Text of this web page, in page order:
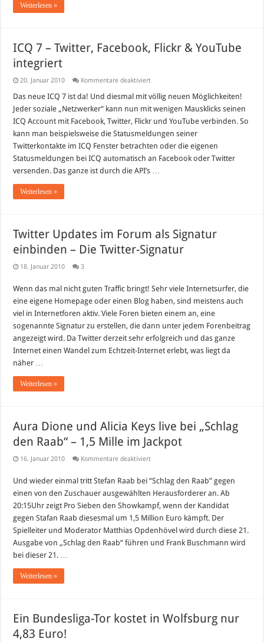
Weiterlesen »
ICQ 7 – Twitter, Facebook, Flickr & YouTube
integriert
20. Januar 2010 Kommentare deaktiviertfür
7
Twitter,
Facebook,
Flickr
&
integriert
Das neue ICQ 7 ist da! Und diesmal mit völlig neuen Möglichkeiten!
Jeder soziale „Netzwerker“ kann nun mit wenigen Mausklicks seinen
ICQ Account mit Facebook, Twitter, Flickr und YouTube verbinden. So
kann man beispielsweise die Statusmeldungen seiner
Twitterkontakte im ICQ Fenster betrachten oder die eigenen
Statusmeldungen bei ICQ automatisch an Facebook oder Twitter
versenden. Das ganze ist durch die API’s …
Weiterlesen »
Twitter Updates im Forum als Signatur
einbinden – Die Twitter-Signatur
18. Januar 2010 3
Wenn das mal nicht guten Traffic bringt! Sehr viele Internetsurfer, die
eine eigene Homepage oder einen Blog haben, sind meistens auch
viel in Internetforen aktiv. Viele Foren bieten einem an, eine
sogenannte Signatur zu erstellen, die dann unter jedem Forenbeitrag
angezeigt wird. Da Twitter derzeit sehr erfolgreich und das ganze
Internet einen Wandel zum Echtzeit-Internet erlebt, was liegt da
näher …
Weiterlesen »
Aura Dione und Alicia Keys live bei „Schlag
den Raab“ – 1,5 Mille im Jackpot
16. Januar 2010 Kommentare deaktiviertfür
und
Alicia
Keys
live
bei
„Schlag
den
Raab“
–
Und wieder einmal tritt Stefan Raab bei “Schlag den Raab” gegen
einen von den Zuschauer ausgewählten Herausforderer an. Ab
20:15Uhr zeigt Pro Sieben den Showkampf, wenn der Kandidat
gegen Stafan Raab diesesmal um 1,5 Million Euro kämpft. Der
Spielleiter und Moderator Matthias Opdenhövel wird durch diese 21.
Ausgabe von „Schlag den Raab“ führen und Frank Buschmann wird
bei dieser 21. …
Weiterlesen »
Ein Bundesliga-Tor kostet in Wolfsburg nur
4,83 Euro!